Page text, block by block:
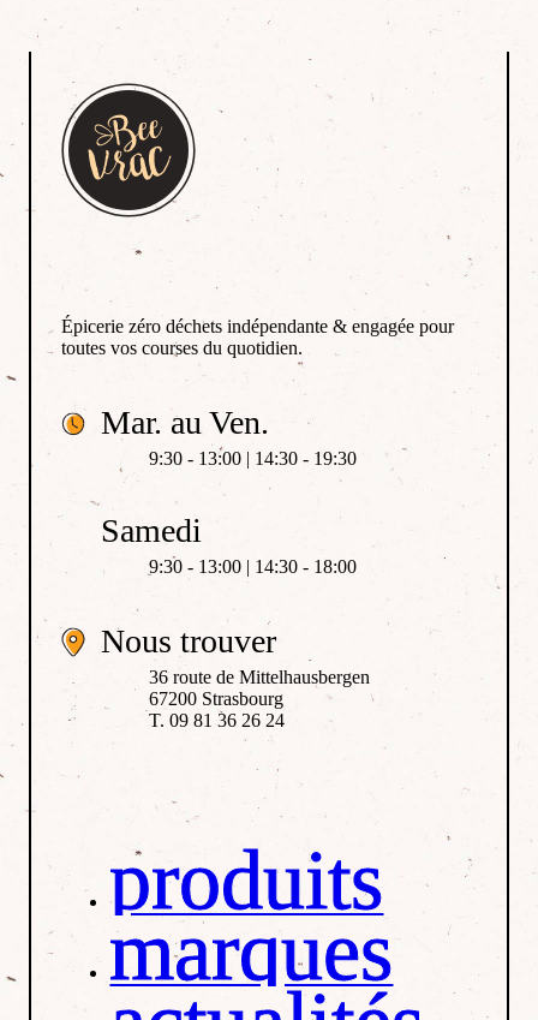
Épicerie zéro déchets indépendante & engagée pour
toutes vos courses du quotidien.
Mar. au Ven.
9:30 - 13:00 | 14:30 - 19:30
Samedi
9:30 - 13:00 | 14:30 - 18:00
Nous trouver
36 route de Mittelhausbergen
67200 Strasbourg
T. 09 81 36 26 24
produits
marques